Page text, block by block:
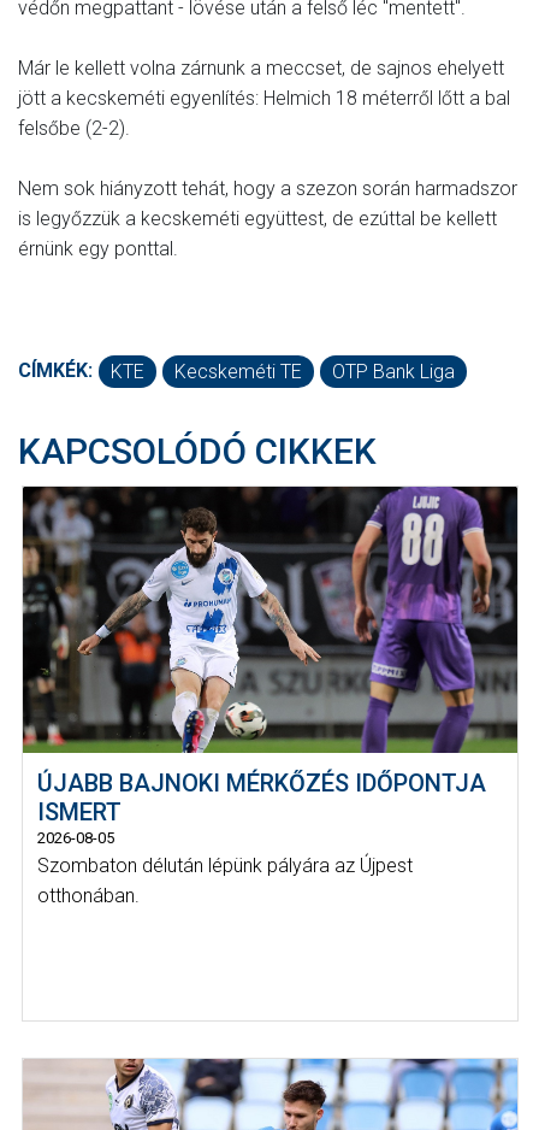
védőn megpattant - lövése után a felső léc "mentett".
Már le kellett volna zárnunk a meccset, de sajnos ehelyett
jött a kecskeméti egyenlítés: Helmich 18 méterről lőtt a bal
felsőbe (2-2).
Nem sok hiányzott tehát, hogy a szezon során harmadszor
is legyőzzük a kecskeméti együttest, de ezúttal be kellett
érnünk egy ponttal.
CÍMKÉK: KTE Kecskeméti TE OTP Bank Liga
KAPCSOLÓDÓ CIKKEK
ÚJABB BAJNOKI MÉRKŐZÉS IDŐPONTJA
ISMERT
2026-08-05
Szombaton délután lépünk pályára az Újpest
otthonában.